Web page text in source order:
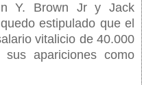
Y. Brown Jr y Jack
estipulado que el
vitalicio de 40.000
apariciones como